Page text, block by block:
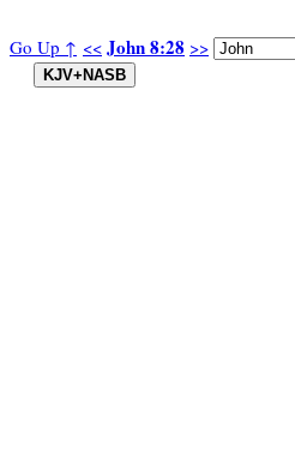
Go Up ↑ << John 8:28 >>